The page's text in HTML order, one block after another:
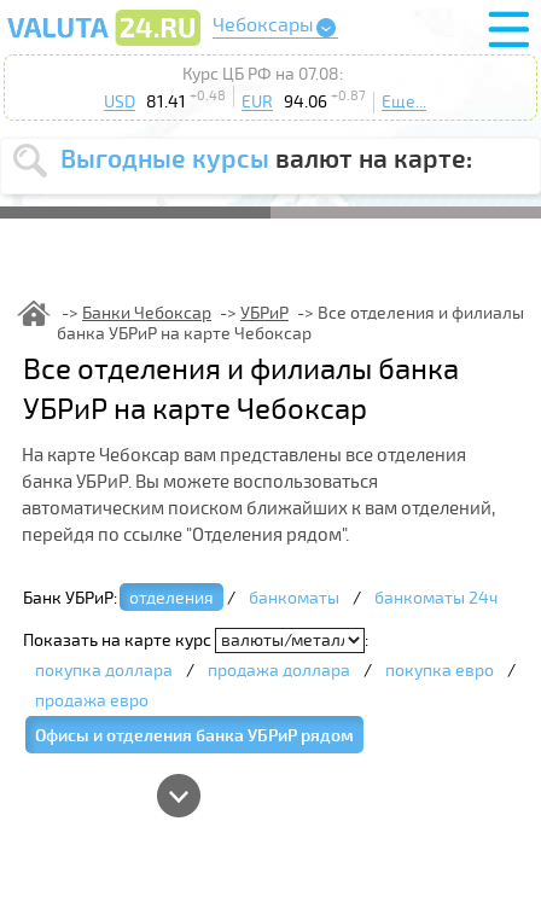
Чебоксары
Курс ЦБ РФ на 07.08:
USD 81.41 +0.48 EUR 94.06 +0.87 Еще...
Выгодные курсы валют на карте:
Выберите
USD EUR
курс от
Выберите
действие: Продать Купить
Поиск
Банки Чебоксар УБРиР
Все отделения и филиалы
банка УБРиР на карте Чебоксар
Все отделения и филиалы банка
УБРиР на карте Чебоксар
На карте Чебоксар вам представлены все отделения
банка УБРиР. Вы можете воспользоваться
автоматическим поиском ближайших к вам отделений,
перейдя по ссылке "Отделения рядом".
Банк УБРиР: отделения / банкоматы / банкоматы 24ч
Показать на карте курс
:
покупка доллара
/ продажа доллара / покупка евро
/
продажа евро
Офисы и отделения банка УБРиР рядом